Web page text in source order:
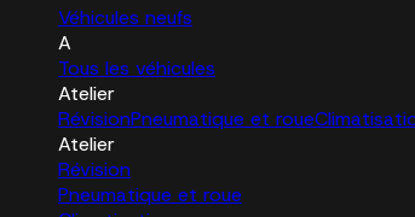
Véhicules neufs
A
Tous les véhicules
Atelier
RévisionPneumatique et roue
Atelier
Révision
Pneumatique et roue